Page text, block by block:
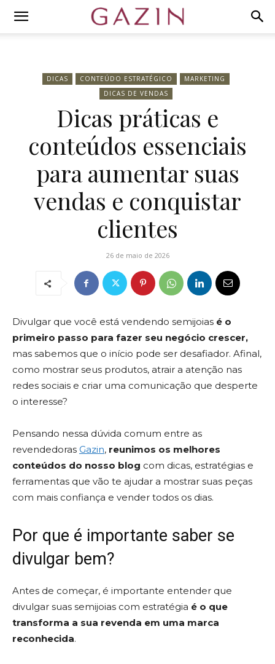
DICAS CONTEÚDO ESTRATÉGICO
MARKETING
DICAS DE VENDAS
Dicas práticas e
conteúdos essenciais
para aumentar suas
vendas e conquistar
clientes
26 de maio de 2026
Divulgar que você está vendendo semijoias é o
primeiro passo para fazer seu negócio crescer,
mas sabemos que o início pode ser desafiador. Afinal,
como mostrar seus produtos, atrair a atenção nas
redes sociais e criar uma comunicação que desperte
o interesse?
Pensando nessa dúvida comum entre as
revendedoras Gazin, reunimos os melhores
conteúdos do nosso blog com dicas, estratégias e
ferramentas que vão te ajudar a mostrar suas peças
com mais confiança e vender todos os dias.
Por que é importante saber se
divulgar bem?
Antes de começar, é importante entender que
divulgar suas semijoias com estratégia é o que
transforma a sua revenda em uma marca
reconhecida.